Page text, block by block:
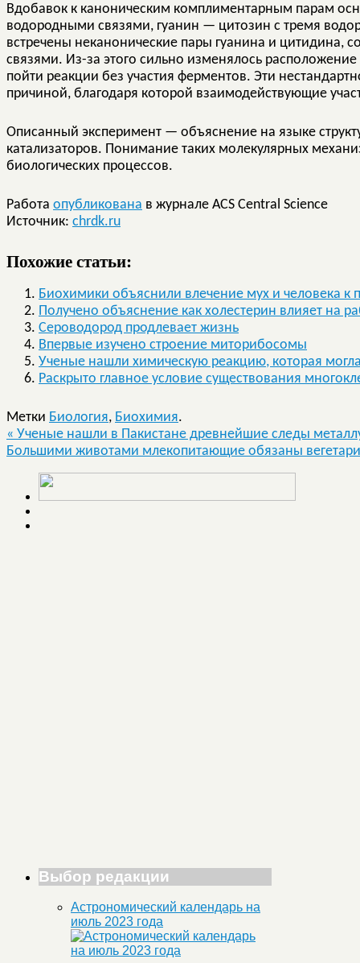
Вдобавок к каноническим комплиментарным парам
водородными связями, гуанин — цитозин с тремя
встречены неканонические пары гуанина и цитидина,
связями. Из-за этого сильно изменялось
пойти реакции без участия ферментов. Эти
причиной, благодаря которой взаимодействующие
Описанный эксперимент — объяснение на языке
катализаторов. Понимание таких молекулярных
биологических процессов.
Работа опубликована в журнале ACS Central Science
Источник: chrdk.ru
Похожие статьи:
Биохимики объяснили влечение мух и человека к
Получено объяснение как холестерин влияет на
Сероводород продлевает жизнь
Впервые изучено строение миторибосомы
Ученые нашли химическую реакцию, которая
Раскрыто главное условие существования
Метки Биология, Биохимия.
« Ученые нашли в Пакистане древнейшие следы
Большими животами млекопитающие обязаны
Выбор редакции
Астрономический календарь на
июль 2023 года